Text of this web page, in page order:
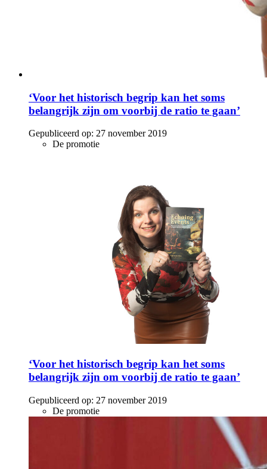
‘Voor het historisch begrip kan het soms
belangrijk zijn om voorbij de ratio te gaan’
Gepubliceerd op: 27 november 2019
De promotie
‘Voor het historisch begrip kan het soms
belangrijk zijn om voorbij de ratio te gaan’
Gepubliceerd op: 27 november 2019
De promotie